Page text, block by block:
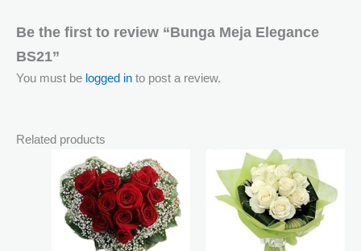
Be the first to review “Bunga Meja Elegance
BS21”
You must be logged in to post a review.
Related products